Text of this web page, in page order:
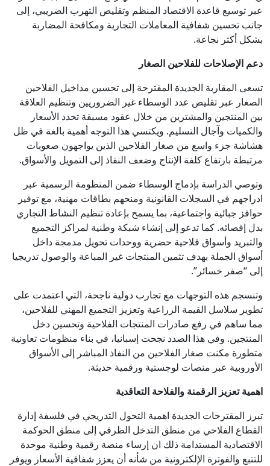
عبر توسيع قاعدة الاقتصاد المنظم وتقليص التهرب الضريبي، إلى
جانب تحسين شفافية المعاملات التجارية ومكافحة المضاربة
بشكل أكثر نجاعة.
دعم الإصلاحات للفلاحين الصغار
تسعى المقاربة الجديدة المقترحة إلى تحسين مداخيل الفلاحين
الصغار عبر تقليص عدد الوسطاء غير الضروريين وتنظيم العلاقة
بين المنتجين والمشترين من خلال عقود مسبقة تحدد الأسعار
والكميات وآجال التسليم. ويكتسي هذا التوجه أهمية بالغة في ظل
هشاشة جزء واسع من صغار الفلاحين الذين يواجهون صعوبات
مرتبطة بارتفاع كلفة الإنتاج وضعف النفاذ إلى التمويل والأسواق.
وتوصي الدراسة بإدماج الوسطاء ضمن المنظومة الرسمية عبر
ادراجهم في السجلات القانونية ومنحهم بطاقات مهنية، مع توفير
حوافز جبائية واجتماعية، بما يسمح بإعادة تنظيم النشاط التجاري
بدل إقصائه. كما تدعو إلى إنشاء شبكة وطنية لمراكز التجميع
والتبريد وأسواق فلاحية حضرية ووحدات تحويل مدمجة داخل
أسواق الجملة بهدف تثمين المنتجات غير المباعة والوصول تدريجيا
إلى “صفر خسائر”.
وتنسجم هذه التوجهات مع تجارب دولية ناجحة، التي اعتمدت على
تطوير سلاسل القيمة الزراعية وتعزيز التجميع المهني للفلاحين،
مما ساهم في رفع صادرات المنتجات الفلاحية وتحسين دخل
المنتجين. وفي هذا الصدد نجحت إسبانيا، في بناء منظومات تعاونية
متطورة مكنت صغار الفلاحين من النفاذ المباشر إلى الأسواق
الأوروبية عبر منصات لوجستية ورقمية حديثة.
اهمية تعزيز الرقمنة والفلاحة التعاقدية
تبرز المقترحات الجديدة اهمية التحول التدريجي في فلسفة إدارة
القطاع الفلاحي من منطق التدخل الظرفي إلى منطق الحوكمة
الاقتصادية المستدامة ذلك ان إرساء منصة رقمية وطنية موحدة
للتتبع والفوترة الإلكترونية من شأنه أن يعزز شفافية الأسعار ويوفر